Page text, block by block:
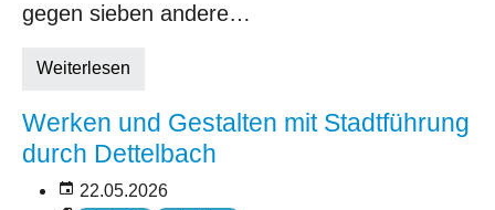
gegen sieben andere…
Weiterlesen
Werken und Gestalten mit Stadtführung
durch Dettelbach
22.05.2026